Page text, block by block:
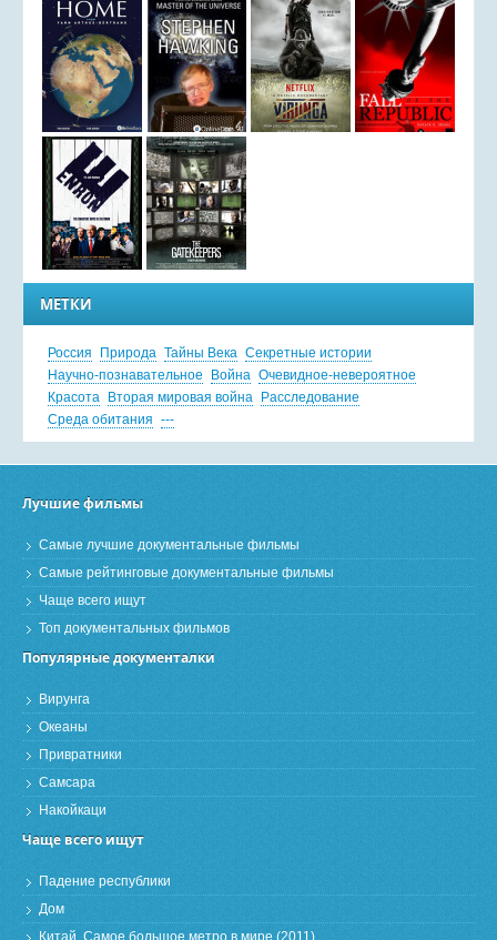
МЕТКИ
Россия Природа Тайны Века Секретные истории
Научно-познавательное
Война Очевидное-невероятное
Красота
Вторая мировая война
Расследование
Среда обитания ---
Лучшие фильмы
Самые лучшие документальные фильмы
Самые рейтинговые документальные фильмы
Чаще всего ищут
Топ документальных фильмов
Популярные документалки
Вирунга
Океаны
Привратники
Самсара
Накойкаци
Чаще всего ищут
Падение республики
Дом
Китай. Самое большое метро в мире (2011)